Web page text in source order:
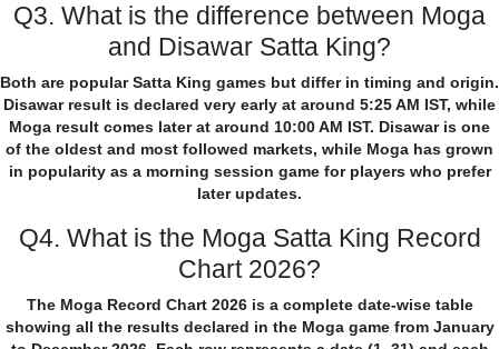
Q3. What is the difference between Moga
and Disawar Satta King?
Both are popular Satta King games but differ in timing and origin.
Disawar result is declared very early at around 5:25 AM IST, while
Moga result comes later at around 10:00 AM IST. Disawar is one
of the oldest and most followed markets, while Moga has grown
in popularity as a morning session game for players who prefer
later updates.
Q4. What is the Moga Satta King Record
Chart 2026?
The Moga Record Chart 2026 is a complete date-wise table
showing all the results declared in the Moga game from January